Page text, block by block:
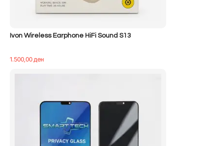
Ivon Wireless Earphone HiFi Sound S13
1.500,00ден